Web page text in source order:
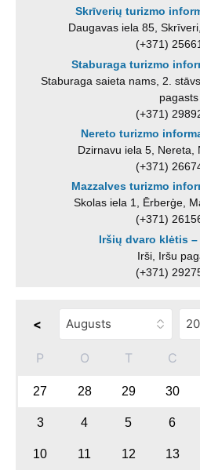
Skrīverių turizmo
Daugavas iela 85,
(+371)
Staburaga turizmo
Staburaga saieta nams, 2.
pagasts
(+371)
Nereto turizmo
Dzirnavu iela 5, Nereta,
(+371)
Mazzalves turizmo
Skolas iela 1, Ērberģe,
(+371)
Iršių dvaro klėtis –
Irši, Iršu
(+371)
<
P O T C
27 28 29 30
3 4 5 6
10 11 12 13